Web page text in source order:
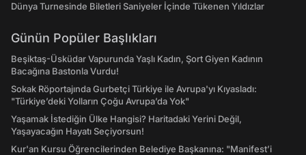
Dünya Turnesinde Biletleri Saniyeler İçinde Tükenen Yıldızlar
Günün Popüler Başlıkları
Beşiktaş-Üsküdar Vapurunda Yaşlı Kadın, Şort Giyen Kadının
Bacağına Bastonla Vurdu!
Sokak Röportajında Gurbetçi Türkiye ile Avrupa'yı Kıyasladı:
"Türkiye’deki Yolların Çoğu Avrupa’da Yok"
Yaşamak İstediğin Ülke Hangisi? Haritadaki Yerini Değil,
Yaşayacağın Hayatı Seçiyorsun!
Kur'an Kursu Öğrencilerinden Belediye Başkanına: "Manifest’i